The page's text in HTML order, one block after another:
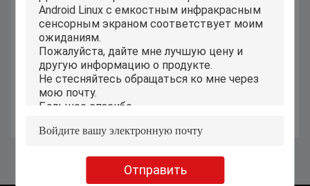
Отправить
8,9 дюйма промышленный совсем
в одном Ram сенсорного экрана
2GB компьютеров ПК + Rom
10,5 Ram WiFi 6 FHD Окна 11
планшета компьютеров Окна